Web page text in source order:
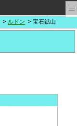
≡
ルドン 宝石鉱山